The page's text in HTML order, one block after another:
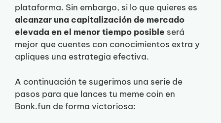
plataforma. Sin embargo, si lo que quieres es
alcanzar una capitalización de mercado
elevada en el menor tiempo posible será
mejor que cuentes con conocimientos extra y
apliques una estrategia efectiva.
A continuación te sugerimos una serie de
pasos para que lances tu meme coin en
Bonk.fun de forma victoriosa: